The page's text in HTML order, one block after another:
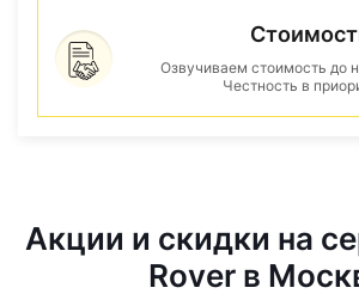
Озвучиваем стоимость до
Честность в
Акции и скидки на
Rover в